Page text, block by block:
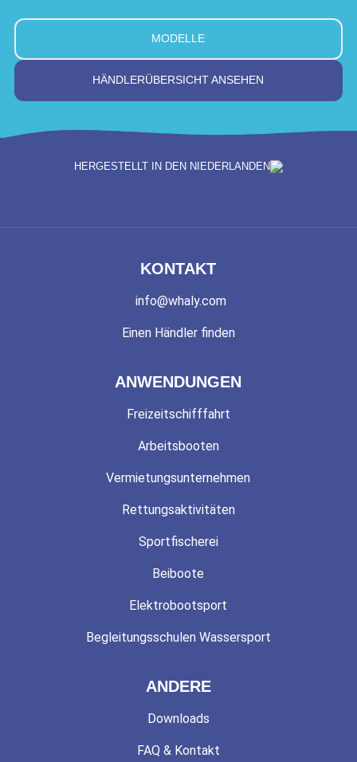
MODELLE
HÄNDLERÜBERSICHT ANSEHEN
HERGESTELLT IN DEN NIEDERLANDEN
KONTAKT
info@whaly.com
Einen Händler finden
ANWENDUNGEN
Freizeitschifffahrt
Arbeitsbooten
Vermietungsunternehmen
Rettungsaktivitäten
Sportfischerei
Beiboote
Elektrobootsport
Begleitungsschulen Wassersport
ANDERE
Downloads
FAQ & Kontakt